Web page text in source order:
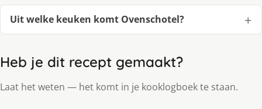
Uit welke keuken komt Ovenschotel?
Heb je dit recept gemaakt?
Laat het weten — het komt in je kooklogboek te staan.